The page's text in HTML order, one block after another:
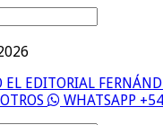
EL EDITORIAL
WHATSAPP